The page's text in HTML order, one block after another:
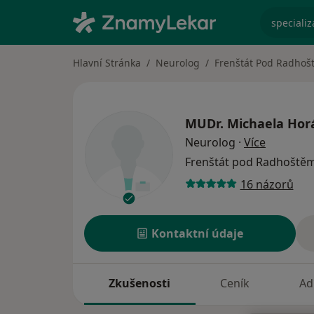
Hlavní Stránka Neurolog Frenštát Pod
MUDr. Michaela
Neurolog · Více
Frenštát pod
16 názorů
Kontaktní údaje
Zkušenosti Ceník